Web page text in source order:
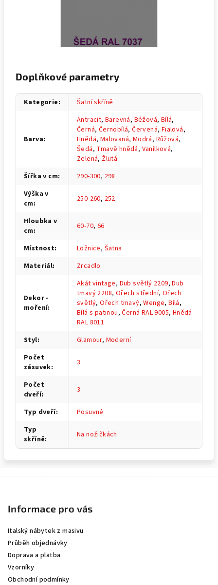
Doplňkové parametry
Kategorie: Šatní skříně
Barva:
Antracit,Barevná, Béžová, Bílá,
Černá, Černobílá,Červená, Fialová,
Hnědá, Malovaná, Modrá, Růžová,
Šedá, Tmavě hnědá, Vanilková,
Zelená, Žlutá
Šířka v cm: 290-300, 298
Výška v
cm: 250-260, 252
Hloubka v
cm: 60-70, 66
Místnost: Ložnice, Šatna
Materiál: Zrcadlo
Dekor -
moření:
Akát vintage, Dub světlý 2209,Dub
tmavý 2208, Ořech střední, Ořech
světlý,Ořech tmavý,Wenge,Bílá,
Bílá s patinou,Černá RAL 9005, Hnědá
RAL 8011
Styl: Glamour, Moderní
Počet
zásuvek: 3
Počet
dveří: 3
Typ dveří:
Posuvné
Typ
skříně: Na nožičkách
Informace pro vás
Italský nábytek z masivu
Průběh objednávky
Doprava a platba
Vzorníky
Obchodní podmínky